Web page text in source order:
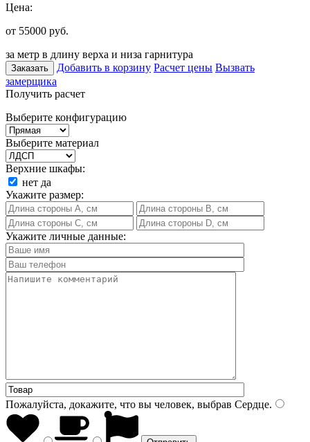
Цена:
от 55000 руб.
за метр в длину верха и низа гарнитура
Заказать Добавить в корзину Расчет цены Вызвать
замерщика
Получить расчет
Выберите конфигурацию
Выберите материал
Верхние шкафы:
нет да
Укажите размер:
Укажите личные данные:
Пожалуйста, докажите, что вы человек, выбрав Сердце.